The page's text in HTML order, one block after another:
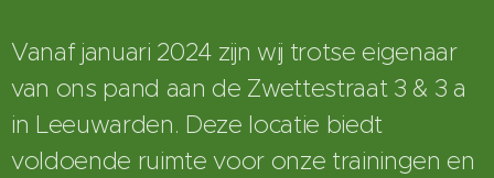
Vanaf januari 2024 zijn wij trotse eigenaar
van ons pand aan de Zwettestraat 3 & 3 a
in Leeuwarden. Deze locatie biedt
voldoende ruimte voor onze trainingen en